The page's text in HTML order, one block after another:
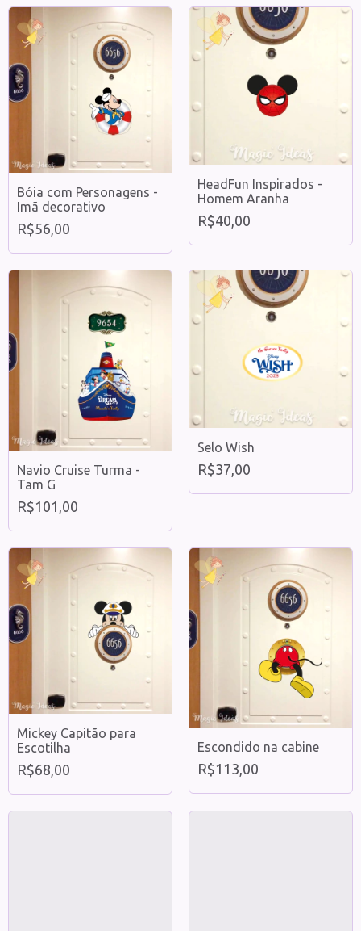
Bóia com Personagens -
Imã decorativo
R$56,00
HeadFun Inspirados -
Homem Aranha
R$40,00
Navio Cruise Turma -
Tam G
R$101,00
Selo Wish
R$37,00
Mickey Capitão para
Escotilha
R$68,00
Escondido na cabine
R$113,00